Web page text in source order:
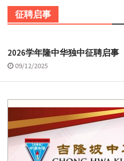
征聘启事
2026学年隆中华独中征聘启事
09/12/2025